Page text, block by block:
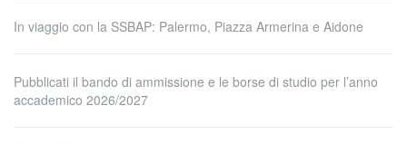
In viaggio con la SSBAP: Palermo, Piazza Armerina e Aidone
Pubblicati il bando di ammissione e le borse di studio per l’anno
accademico 2026/2027